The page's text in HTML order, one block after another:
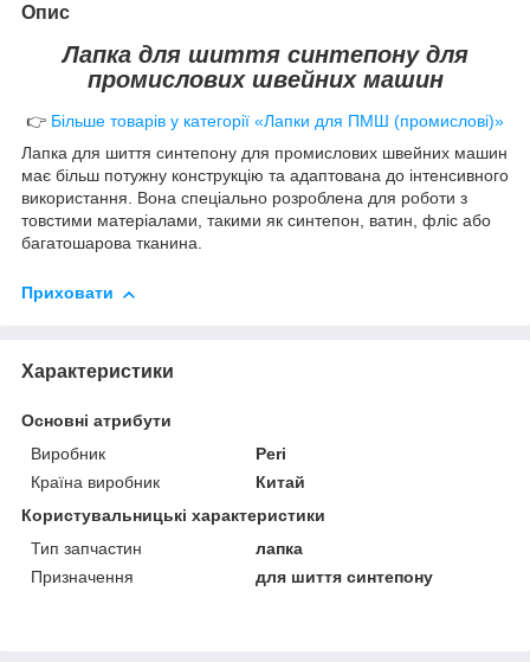
Опис
Лапка для шиття синтепону для
промислових швейних машин
👉 Більше товарів у категорії «Лапки для ПМШ (промислові)»
Лапка для шиття синтепону для промислових швейних машин
має більш потужну конструкцію та адаптована до інтенсивного
використання. Вона спеціально розроблена для роботи з
товстими матеріалами, такими як синтепон, ватин, фліс або
багатошарова тканина.
Приховати
Характеристики
Основні атрибути
Виробник
Peri
Країна виробник
Китай
Користувальницькі характеристики
Тип запчастин
лапка
Призначення
для шиття синтепону